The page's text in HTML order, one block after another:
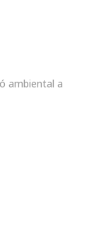
ambiental a